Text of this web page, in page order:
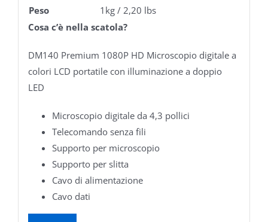
Peso
1kg / 2,20 lbs
Cosa c’è nella scatola?
DM140 Premium 1080P HD Microscopio digitale a
colori LCD portatile con illuminazione a doppio
LED
Microscopio digitale da 4,3 pollici
Telecomando senza fili
Supporto per microscopio
Supporto per slitta
Cavo di alimentazione
Cavo dati